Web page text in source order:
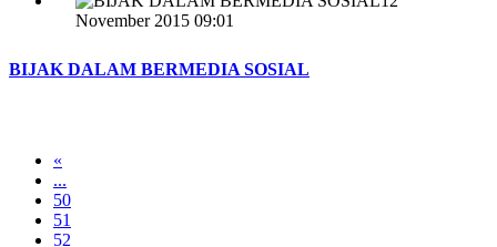
November 2015 09:01
BIJAK DALAM BERMEDIA SOSIAL
«
...
50
51
52